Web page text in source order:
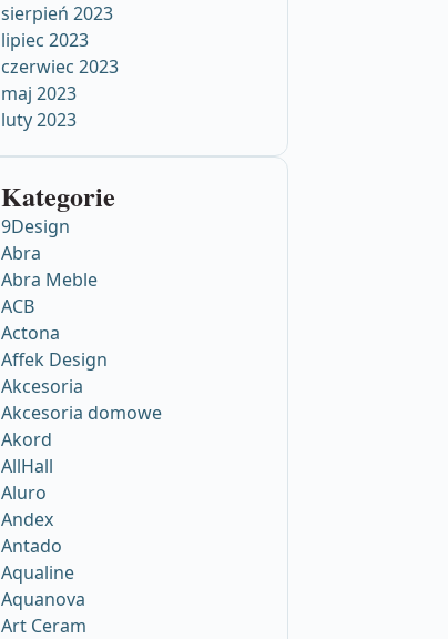
sierpień 2023
lipiec 2023
czerwiec 2023
maj 2023
luty 2023
Kategorie
9Design
Abra
Abra Meble
ACB
Actona
Affek Design
Akcesoria
Akcesoria domowe
Akord
AllHall
Aluro
Andex
Antado
Aqualine
Aquanova
Art Ceram